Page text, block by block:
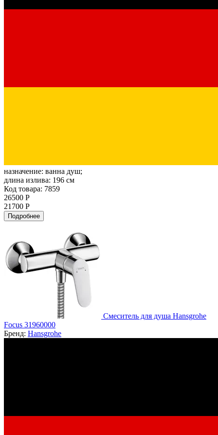
назначение: ванна душ;
длина излива: 196 см
Код товара: 7859
26500 Р
21700 Р
Подробнее
Смеситель для душа Hansgrohe
Focus 31960000
Бренд: Hansgrohe